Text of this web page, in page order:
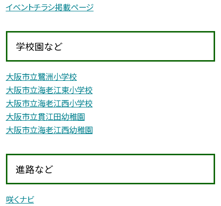
イベントチラシ掲載ページ
学校園など
大阪市立鷺洲小学校
大阪市立海老江東小学校
大阪市立海老江西小学校
大阪市立貫江田幼稚園
大阪市立海老江西幼稚園
進路など
咲くナビ